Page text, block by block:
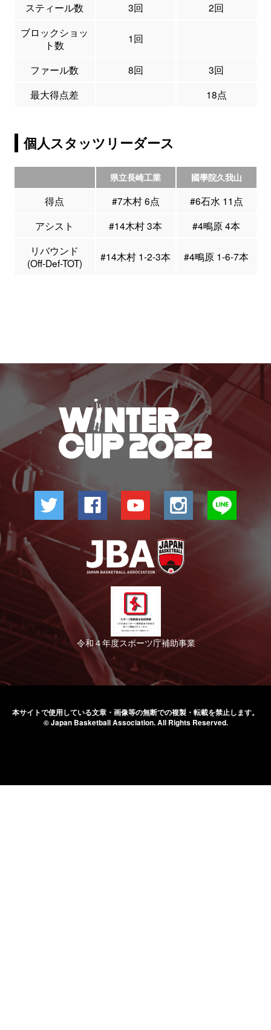
スティール数
3回
2回
ブロックショッ
ト数
1回
ファール数 8回
3回
最大得点差
18点
個人スタッツリーダース
県立長崎工業 國學院久我山
得点 #7木村 6点
#6石水 11点
アシスト
#14木村 3本
#4鴫原 4本
リバウンド
(Off-Def-TOT)
#14木村 1-2-3本 #4鴫原 1-6-7本
令和４年度スポーツ庁補助事業
本サイトで使用している文章・画像等の無断での複製・転載を禁止します。
© Japan Basketball Association.All Rights Reserved.